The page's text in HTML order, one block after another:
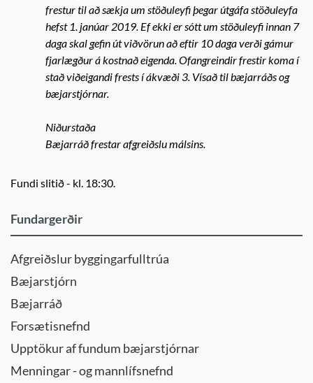
frestur til að sækja um stöðuleyfi þegar útgáfa stöðuleyfa
hefst 1. janúar 2019. Ef ekki er sótt um stöðuleyfi innan 7
daga skal gefin út viðvörun að eftir 10 daga verði gámur
fjarlægður á kostnað eigenda. Ofangreindir frestir koma í
stað viðeigandi frests í ákvæði 3. Vísað til bæjarráðs og
bæjarstjórnar.
Niðurstaða
Bæjarráð frestar afgreiðslu málsins.
Fundi slitið - kl. 18:30.
Fundargerðir
Afgreiðslur byggingarfulltrúa
Bæjarstjórn
Bæjarráð
Forsætisnefnd
Upptökur af fundum bæjarstjórnar
Menningar - og mannlífsnefnd